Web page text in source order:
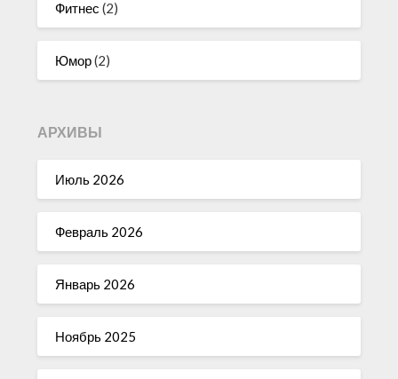
Фитнес (2)
Юмор(2)
АРХИВЫ
Июль 2026
Февраль 2026
Январь 2026
Ноябрь 2025